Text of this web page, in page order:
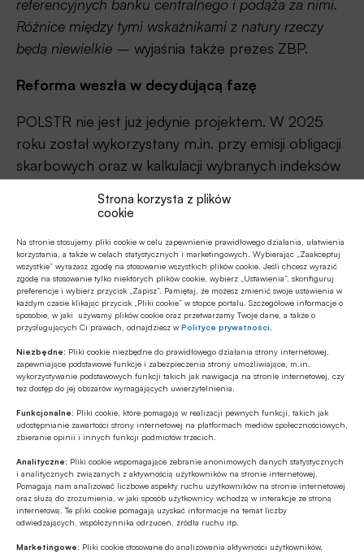
Strona korzysta z plików
cookie
Na stronie stosujemy pliki cookie w celu zapewnienie prawidłowego działania, ułatwienia
korzystania, a także w celach statystycznych i marketingowych. Wybierając „Zaakceptuj
wszystkie” wyrażasz zgodę na stosowanie wszystkich plików cookie. Jeśli chcesz wyrazić
zgodę na stosowanie tylko niektórych plików cookie, wybierz „Ustawienia”, skonfiguruj
preferencje i wybierz przycisk „Zapisz”. Pamiętaj, że możesz zmienić swoje ustawienia w
każdym czasie klikając przycisk „Pliki cookie” w stopce portalu. Szczegółowe informacje o
sposobie, w jaki używamy plików cookie oraz przetwarzamy Twoje dane, a także o
przysługujących Ci prawach, odnajdziesz wPolityce prywatności
Niezbędne: Pliki cookie niezbędne do prawidłowego działania strony internetowej,
zapewniające podstawowe funkcje i zabezpieczenia strony umożliwiające, m.in.
wykorzystywanie podstawowych funkcji takich jak nawigacja na stronie internetowej, czy
tez dostęp do jej obszarów wymagających uwierzytelnienia.
Funkcjonalne: Pliki cookie, które pomagają w realizacji pewnych funkcji, takich jak
udostępnianie zawartości strony internetowej na platformach mediów społecznościowych,
zbieranie opinii i innych funkcji podmiotów trzecich.
Analityczne: Pliki cookie wspomagające zebranie anonimowych danych statystycznych
i analitycznych związanych z aktywnością użytkowników na stronie internetowej.
Pomagają nam analizować liczbowe aspekty ruchu użytkowników na stronie internetowej
oraz służą do zrozumienia, w jaki sposób użytkownicy wchodzą w interakcje ze stroną
internetową. Te pliki cookie pomagają uzyskać informacje na temat liczby
odwiedzających, współczynnika odrzuceń, źródła ruchu itp.
Marketingowe: Pliki cookie stosowane do analizowania aktywności użytkowników,
referencyjnych banku centralnego i podąża za nimi.
Różnice między tymi wskaźnikami z natury rzeczy
będą niewielkie – wyjaśnia także prezes ZBP.
Reforma weszła w decydującą fazę
POLSTR nie jest już jedynie projektem. W 2025
roku został wykorzystany m.in. przy emisji obligacji
skarbowych oraz w kalkulacji wybranych indeksów
praktyczna faza wdrażania nowego benchmarku.
nieuchronności jest powszechna. Reforma trwa już
cztery lata. Teraz wkroczyliśmy w kluczowy moment,
gdzie nastąpiło tzw. zdarzenie regulacyjne, czyli
pojawił się komunikat GPW Benchmark, który
wskaźnika. W zasadzie wszystko idzie zgodnie z
planem– ocenia dr Tadeusz Białek.
Choć proces napotkał przeszkody związane z
wcześniejszym wyborem wskaźnika WIRON,
obecnie kierunek zmian nie budzi już wątpliwości.
–To nam trochę opóźniło proces, bo musieliśmy
rozpocząć nowy przegląd i wybór docelowego
wskaźnika. Ale z absolutną pewnością mogę